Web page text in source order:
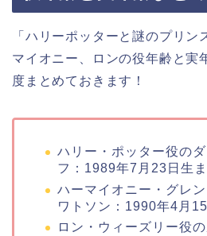
「ハリーポッターと謎のプリン
マイオニー、ロンの役年齢と実
度まとめておきます！
ハリー・ポッター役の
フ：1989年7月23日生
ハーマイオニー・グレ
ワトソン：1990年4月
ロン・ウィーズリー役